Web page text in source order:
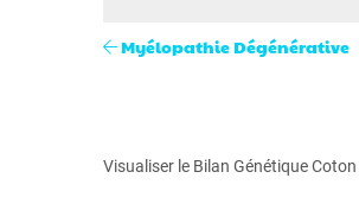
Myélopathie Dégénérative
Visualiser le Bilan Génétique Coton